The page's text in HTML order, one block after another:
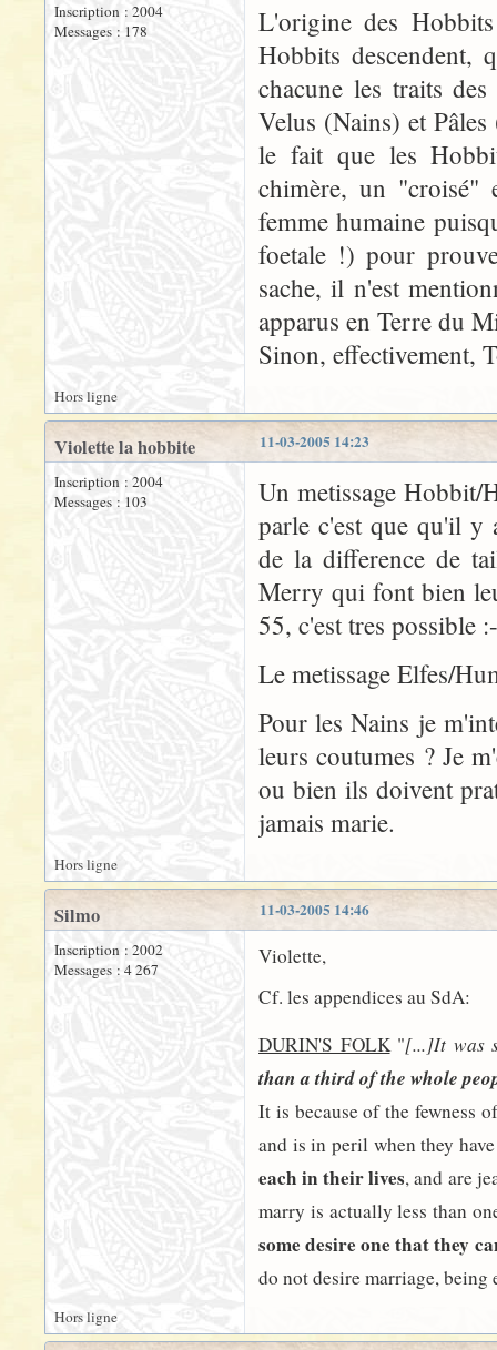
Inscription : 2004
Messages : 178
L'origine des
Hobbits descendent,
chacune les traits
Velus (Nains) et
le fait que les
chimère, un
femme humaine
foetale !) pour
sache, il n'est
apparus en Terre du
Sinon, effectivement,
Hors ligne
11-03-2005 14:23
Violette la hobbite
Inscription : 2004
Messages : 103
Un metissage Hobbit/
parle c'est que qu'il y
de la difference de
Merry qui font bien
55, c'est tres possible
Le metissage Elfes/
Pour les Nains je
leurs coutumes ? Je
ou bien ils doivent
jamais marie.
Hors ligne
11-03-2005 14:46
Silmo
Inscription : 2002
Messages : 4 267
Violette,
Cf. les appendices au SdA:
DURIN'S FOLK"[...]It was
than a third of the whole
It is because of the fewness
and is in peril when they
each in their lives, and are
marry is actually less than
some desire one that they
do not desire marriage,
Hors ligne